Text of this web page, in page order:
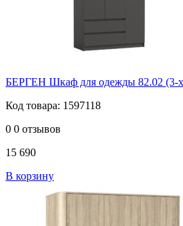
БЕРГЕН Шкаф для одежды 82.02 (3-х
Код товара: 1597118
0 0 отзывов
15 690
В корзину